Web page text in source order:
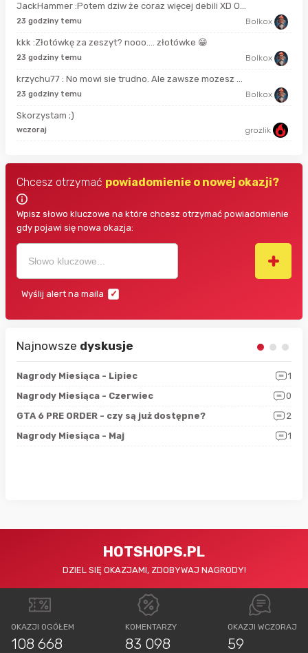
JackHammer :Potem dziw że coraz więcej debili XD O...
23 godziny temu Bolkox
kkk :Złotówkę za zeszyt? nooo…. złotówke 😁
23 godziny temu Bolkox
krzychu77 : No mowi sie trudno. Ale zawsze mozesz ...
23 godziny temu Bolkox
Skorzystam ;)
wczoraj grozlik
Chcesz otrzymać powiadomienie o nowej okazji?
Wpisz słowo kluczowe na które chcesz otrzymać powiadomienie
gdy pojawi się nowa okazja:
Wyślij alert na maila
Najnowsze dyskusje
Nagrody Miesiąca - Lipiec
1
Nagrody Miesiąca - Czerwiec
0
GTA 6 PRE ORDER - czy są już dostępne?
2
Nagrody Miesiąca - Maj
1
HOTSHOPS.PL
DZIEL SIĘ OKAZJAMI, ZDOBYWAJ NAGRODY!
OKAZJI OGÓŁEM
108 668
KOMENTARZY
83 098
OKAZJI WCZORAJ
59